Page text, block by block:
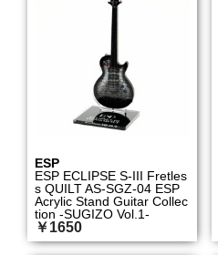
ESP
ESP ECLIPSE S-III Fretles
s QUILT AS-SGZ-04 ESP
Acrylic Stand Guitar Collec
tion -SUGIZO Vol.1-
￥1650